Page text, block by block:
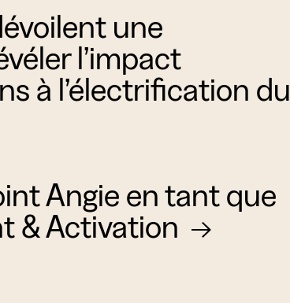
une
l’impact
à l’électrification du
Angie en tant que
& Activation